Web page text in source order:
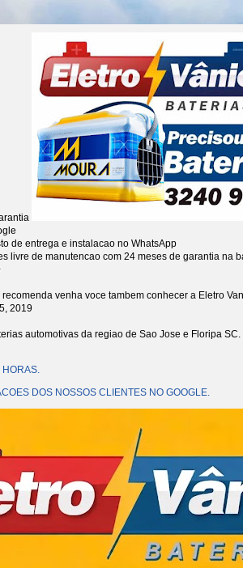
de entrega e instalacao no WhatsApp
livre de manutencao com 24 meses de garantia na
venha voce tambem conhecer a Eletro
2019
automotivas da regiao de Sao Jose e Floripa SC.
HORAS.
DOS NOSSOS CLIENTES NO GOOGLE.